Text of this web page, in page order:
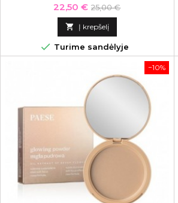
Kaina
22,50 € Bazinė
kaina
25,00 €
 Į krepšelį
 Turime sandėlyje
−10%